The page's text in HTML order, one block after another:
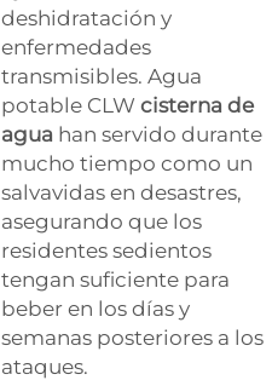
deshidratación y
enfermedades
transmisibles. Agua
potable CLW cisterna de
agua han servido durante
mucho tiempo como un
salvavidas en desastres,
asegurando que los
residentes sedientos
tengan suficiente para
beber en los días y
semanas posteriores a los
ataques.